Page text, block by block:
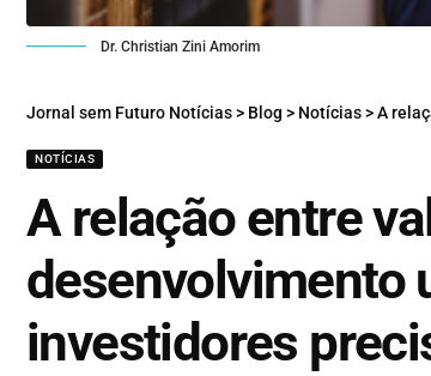
Dr. Christian Zini Amorim
Jornal sem Futuro Notícias> Blog > Notícias>A
NOTÍCIAS
A relação entre
desenvolvimento
investidores